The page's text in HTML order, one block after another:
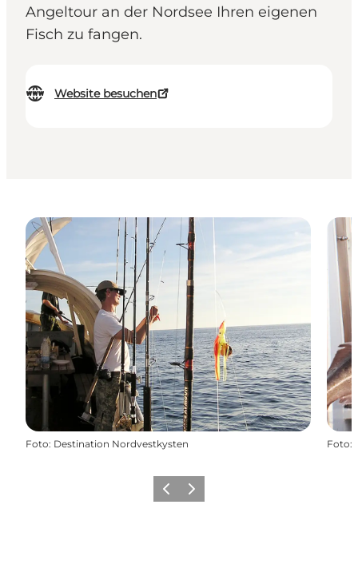
Angeltour an der Nordsee Ihren eigenen
Fisch zu fangen.
Website besuchen
Foto: Destination Nordvestkysten Foto:
ZurückWeiter